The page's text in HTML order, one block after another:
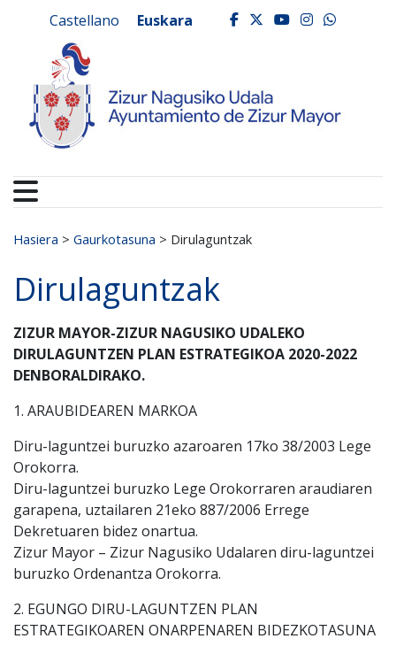
Ayuntamiento de
Castellano Euskara facebook
twitter
youtube
Search for:
Hasiera > Gaurkotasuna > Dirulaguntzak
Dirulaguntzak
ZIZUR MAYOR-ZIZUR NAGUSIKO UDALEKO
DIRULAGUNTZEN PLAN ESTRATEGIKOA 2020-2022
DENBORALDIRAKO.
1. ARAUBIDEAREN MARKOA
Diru-laguntzei buruzko azaroaren 17ko 38/2003 Lege
Orokorra.
Diru-laguntzei buruzko Lege Orokorraren araudiaren
garapena, uztailaren 21eko 887/2006 Errege
Dekretuaren bidez onartua.
Zizur Mayor – Zizur Nagusiko Udalaren diru-laguntzei
buruzko Ordenantza Orokorra.
2. EGUNGO DIRU-LAGUNTZEN PLAN
ESTRATEGIKOAREN ONARPENAREN BIDEZKOTASUNA